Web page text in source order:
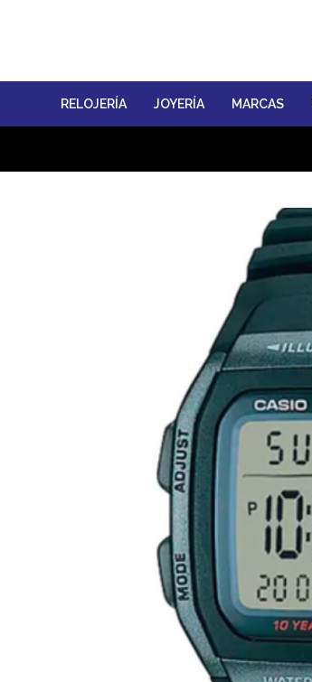
RELOJERÍA JOYERÍA MARCAS